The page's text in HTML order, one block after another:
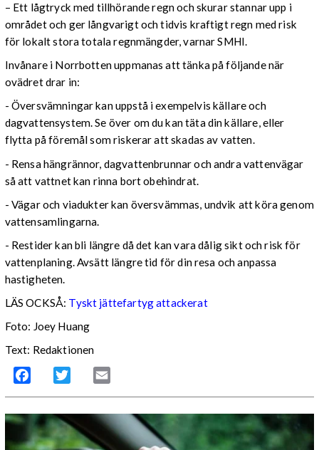
– Ett lågtryck med tillhörande regn och skurar stannar upp i
området och ger långvarigt och tidvis kraftigt regn med risk
för lokalt stora totala regnmängder, varnar SMHI.
Invånare i Norrbotten uppmanas att tänka på följande när
ovädret drar in:
- Översvämningar kan uppstå i exempelvis källare och
dagvattensystem. Se över om du kan täta din källare, eller
flytta på föremål som riskerar att skadas av vatten.
- Rensa hängrännor, dagvattenbrunnar och andra vattenvägar
så att vattnet kan rinna bort obehindrat.
- Vägar och viadukter kan översvämmas, undvik att köra genom
vattensamlingarna.
- Restider kan bli längre då det kan vara dålig sikt och risk för
vattenplaning. Avsätt längre tid för din resa och anpassa
hastigheten.
LÄS OCKSÅ: Tyskt jättefartyg attackerat
Foto: Joey Huang
Text: Redaktionen
Facebook Twitter